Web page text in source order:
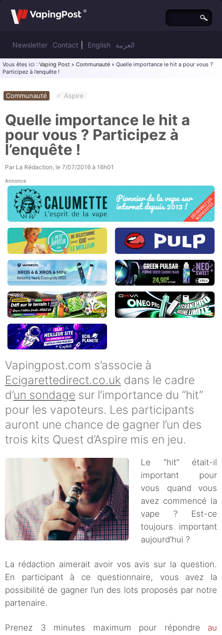
Newsletter Contact English العربية
Vous êtes ici : Vaping Post » Communauté » Quelle importance le hit a pour vous ?
Participez à l’enquête !
Communauté # Aspire
Quelle importance le hit a
pour vous ? Participez à
l’enquête !
Par La Rédaction, le 7/07/2016 à 16h01
Annonce
Vapingpost.com s’associe à
Ecigarettedirect.co.uk dans le cadre
d’un sondage sur l’importance du “hit”
pour les vapoteurs. Les participants
auront une chance de gagner l’un des
trois kits Quest d’Aspire mis en jeu.
Le “hit” était-il
important pour
vous quand vous
avez commencé la
vape ? Est-ce
toujours important
aujourd’hui ?
La rédaction aimerait avoir vos avis sur la question.
En participant à ce questionnaire, vous avez la
possibilité de gagner l’un des lots proposés par notre
partenaire.
Prenez 3 minutes maximum pour répondre au